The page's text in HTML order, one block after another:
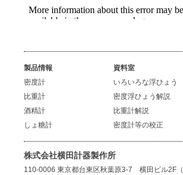
製品情報
密度計
比重計
酒精計
しょ糖計
資料室
いろいろな浮ひょう
密度浮ひょう解説
比重計解説
密度計等の校正
株式会社横田計器製作所
110-0006 東京都台東区秋葉原3-7 横田ビル2F（